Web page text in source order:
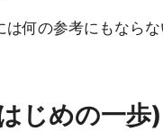
は何の参考にもなら
じめの一歩)